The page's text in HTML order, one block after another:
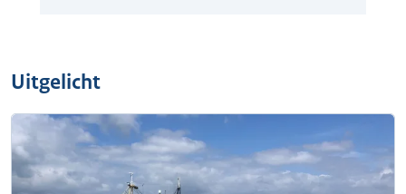
Uitgelicht